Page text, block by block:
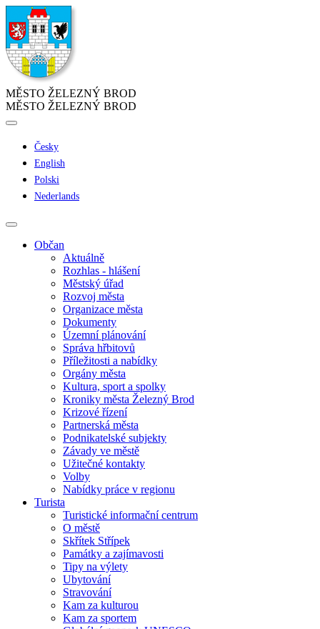
MĚSTO ŽELEZNÝ BROD
MĚSTO ŽELEZNÝ BROD
Česky
English
Polski
Nederlands
Občan
Aktuálně
Rozhlas - hlášení
Městský úřad
Rozvoj města
Organizace města
Dokumenty
Územní plánování
Správa hřbitovů
Příležitosti a nabídky
Orgány města
Kultura, sport a spolky
Kroniky města Železný Brod
Krizové řízení
Partnerská města
Podnikatelské subjekty
Závady ve městě
Užitečné kontakty
Volby
Nabídky práce v regionu
Turista
Turistické informační centrum
O městě
Skřítek Střípek
Památky a zajímavosti
Tipy na výlety
Ubytování
Stravování
Kam za kulturou
Kam za sportem